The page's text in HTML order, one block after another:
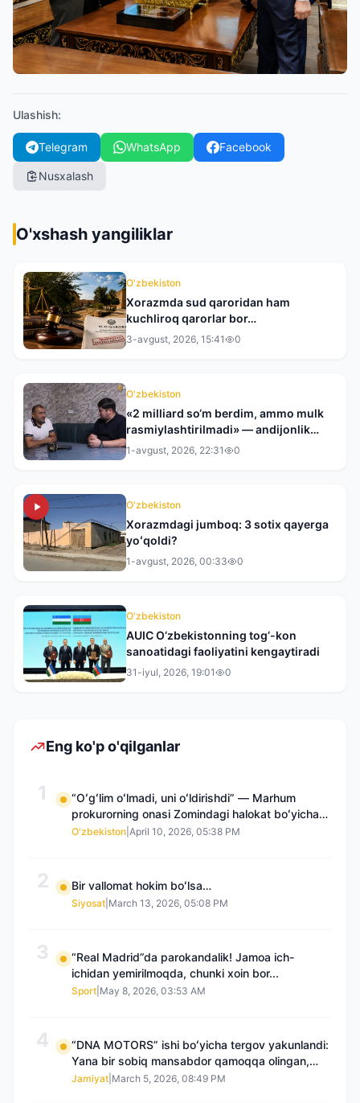
Ulashish:
Telegram WhatsApp Facebook
Nusxalash
O'xshash yangiliklar
O'zbekiston
Xorazmda sud qaroridan ham
kuchliroq qarorlar bor…
3-avgust, 2026, 15:41 0
O'zbekiston
«2 milliard so‘m berdim, ammo mulk
rasmiylashtirilmadi» — andijonlik
tadbirkor tergovdan norozi
1-avgust, 2026, 22:31 0
O'zbekiston
Xorazmdagi jumboq: 3 sotix qayerga
yoʻqoldi?
1-avgust, 2026, 00:33 0
O'zbekiston
AUIC O‘zbekistonning tog‘-kon
sanoatidagi faoliyatini kengaytiradi
31-iyul, 2026, 19:01 0
Eng ko'p o'qilganlar
1
“Oʻgʻlim oʻlmadi, uni oʻldirishdi” — Marhum
prokurorning onasi Zomindagi halokat boʻyicha
qayta tergov talab qilmoqda
O'zbekiston April 10, 2026, 05:38 PM
2 Bir vallomat hokim boʻlsa…
Siyosat March 13, 2026, 05:08 PM
3
“Real Madrid”da parokandalik! Jamoa ich-
ichidan yemirilmoqda, chunki xoin bor...
Sport May 8, 2026, 03:53 AM
4
“DNA MOTORS” ishi boʻyicha tergov yakunlandi:
Yana bir sobiq mansabdor qamoqqa olingan,
Saidnazirxanovaning “zami” gʻoyib boʻlgan
Jamiyat March 5, 2026, 08:49 PM